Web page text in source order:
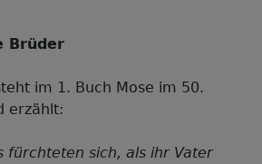
Brüder
im 1. Buch Mose im 50.
erzählt:
fürchteten sich, als ihr Vater